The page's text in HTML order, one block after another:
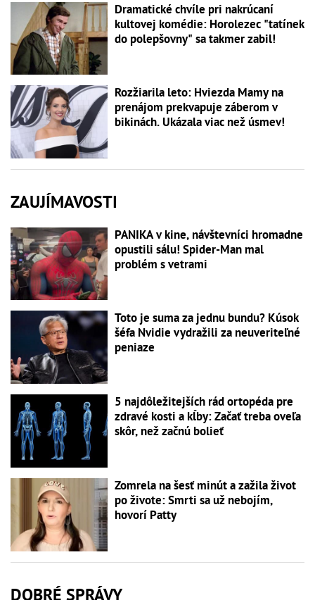
Dramatické chvíle pri nakrúcaní
kultovej komédie: Horolezec "tatínek
do polepšovny" sa takmer zabil!
Rozžiarila leto: Hviezda Mamy na
prenájom prekvapuje záberom v
bikinách. Ukázala viac než úsmev!
ZAUJÍMAVOSTI
PANIKA v kine, návštevníci hromadne
opustili sálu! Spider-Man mal
problém s vetrami
Toto je suma za jednu bundu? Kúsok
šéfa Nvidie vydražili za neuveriteľné
peniaze
5 najdôležitejších rád ortopéda pre
zdravé kosti a kĺby: Začať treba oveľa
skôr, než začnú bolieť
Zomrela na šesť minút a zažila život
po živote: Smrti sa už nebojím,
hovorí Patty
DOBRÉ SPRÁVY